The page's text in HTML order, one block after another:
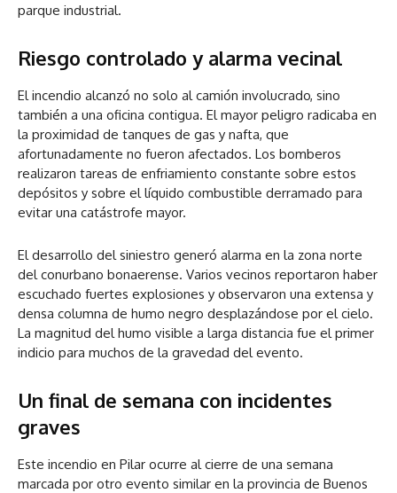
parque industrial.
Riesgo controlado y alarma vecinal
El incendio alcanzó no solo al camión involucrado, sino
también a una oficina contigua. El mayor peligro radicaba en
la proximidad de tanques de gas y nafta, que
afortunadamente no fueron afectados. Los bomberos
realizaron tareas de enfriamiento constante sobre estos
depósitos y sobre el líquido combustible derramado para
evitar una catástrofe mayor.
El desarrollo del siniestro generó alarma en la zona norte
del conurbano bonaerense. Varios vecinos reportaron haber
escuchado fuertes explosiones y observaron una extensa y
densa columna de humo negro desplazándose por el cielo.
La magnitud del humo visible a larga distancia fue el primer
indicio para muchos de la gravedad del evento.
Un final de semana con incidentes
graves
Este incendio en Pilar ocurre al cierre de una semana
marcada por otro evento similar en la provincia de Buenos